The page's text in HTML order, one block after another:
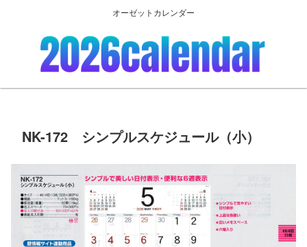
オーゼットカレンダー
NK-172 シンプルスケジュール（小）